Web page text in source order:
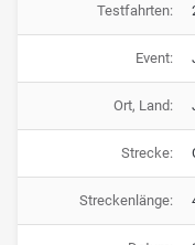
Testfahrten:
Event:
Ort, Land:
Strecke:
Streckenlänge: